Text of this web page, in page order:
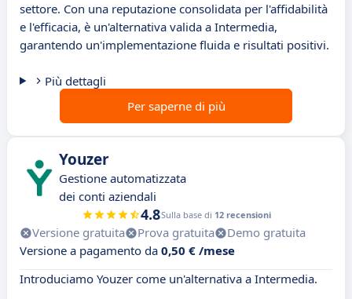
settore. Con una reputazione consolidata per l'affidabilità
e l'efficacia, è un'alternativa valida a Intermedia,
garantendo un'implementazione fluida e risultati positivi.
Più dettagli
Per saperne di più
Youzer
Gestione automatizzata
dei conti aziendali
4.8Sulla base di 12 recensioni
Versione gratuita Prova gratuita
Demo gratuita
Versione a pagamento da 0,50 € /mese
Introduciamo Youzer come un'alternativa a Intermedia.